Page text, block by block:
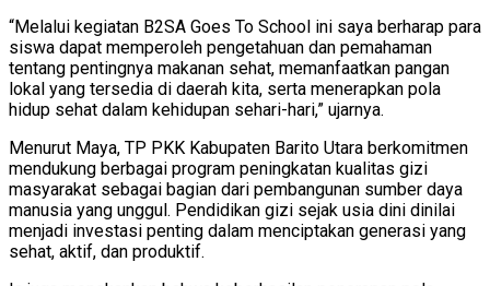
“Melalui kegiatan B2SA Goes To School ini saya berharap para
siswa dapat memperoleh pengetahuan dan pemahaman
tentang pentingnya makanan sehat, memanfaatkan pangan
lokal yang tersedia di daerah kita, serta menerapkan pola
hidup sehat dalam kehidupan sehari-hari,” ujarnya.
Menurut Maya, TP PKK Kabupaten Barito Utara berkomitmen
mendukung berbagai program peningkatan kualitas gizi
masyarakat sebagai bagian dari pembangunan sumber daya
manusia yang unggul. Pendidikan gizi sejak usia dini dinilai
menjadi investasi penting dalam menciptakan generasi yang
sehat, aktif, dan produktif.